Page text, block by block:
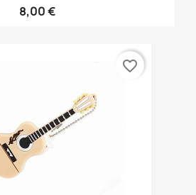
8,00 €
favorite_border